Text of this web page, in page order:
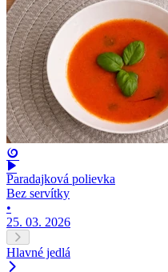
Paradajková polievka
Bez servítky
•
25. 03. 2026
Hlavné jedlá